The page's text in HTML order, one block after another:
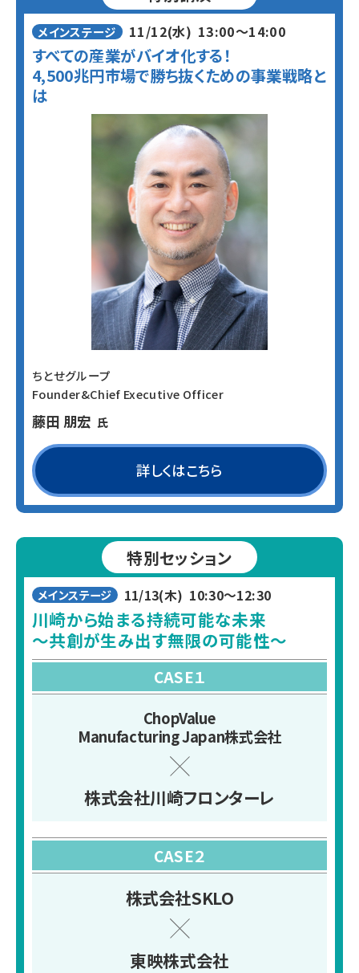
メインステージ 11/12(水) 13:00〜14:00
すべての産業がバイオ化する！
4,500兆円市場で勝ち抜くための事業戦略と
は
ちとせグループ
Founder&Chief Executive Officer
藤田 朋宏 氏
詳しくはこちら
特別セッション
メインステージ 11/13(木) 10:30〜12:30
川崎から始まる持続可能な未来
〜共創が生み出す無限の可能性〜
CASE１
ChopValue
Manufacturing Japan株式会社
株式会社川崎フロンターレ
CASE２
株式会社SKLO
東映株式会社